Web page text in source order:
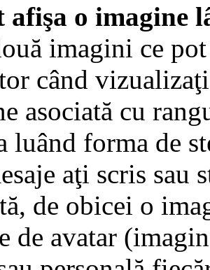
afişa o imagine
imagini ce
când
asociată cu
luând forma de
aţi scris sau
de obicei o
de avatar